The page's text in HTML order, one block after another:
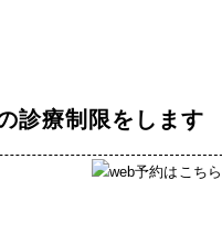
診療制限をします